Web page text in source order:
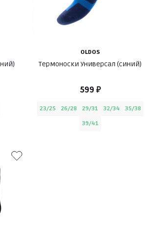
OLDOS
Термоноски Универсал (синий)
599 ₽
23/25 26/28 29/31 32/34
35/38
39/41